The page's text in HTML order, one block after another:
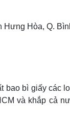
Hòa, Q.
bao bì giấy các
và khắp cả